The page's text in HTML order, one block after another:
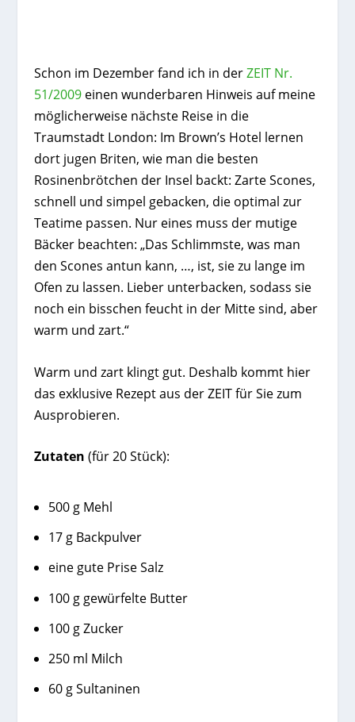
Schon im Dezember fand ich in derZEIT Nr.
51/2009 einen wunderbaren Hinweis auf meine
möglicherweise nächste Reise in die
Traumstadt London: Im Brown’s Hotel lernen
dort jugen Briten, wie man die besten
Rosinenbrötchen der Insel backt: Zarte Scones,
schnell und simpel gebacken, die optimal zur
Teatime passen. Nur eines muss der mutige
Bäcker beachten: „Das Schlimmste, was man
den Scones antun kann, …, ist, sie zu lange im
Ofen zu lassen. Lieber unterbacken, sodass sie
noch ein bisschen feucht in der Mitte sind, aber
warm und zart.“
Warm und zart klingt gut. Deshalb kommt hier
das exklusive Rezept aus der ZEIT für Sie zum
Ausprobieren.
Zutaten (für 20 Stück):
500 g Mehl
17 g Backpulver
eine gute Prise Salz
100 g gewürfelte Butter
100 g Zucker
250 ml Milch
60 g Sultaninen